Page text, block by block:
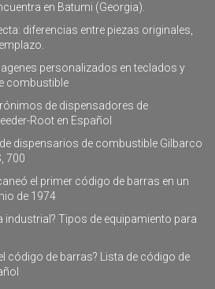
en Batumi (Georgia).
diferencias entre piezas originales,
personalizados en teclados y
combustible
de dispensadores de
Root en Español
dispensarios de combustible Gilbarco
700
el primer código de barras en un
de 1974
industrial? Tipos de equipamiento para
código de barras? Lista de código de